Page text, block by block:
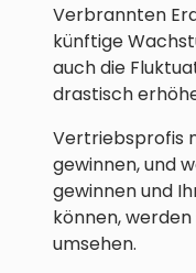
Verbrannten
künftige
auch die
drastisch
Vertriebsprofis
gewinnen, und
gewinnen und
können,
umsehen.